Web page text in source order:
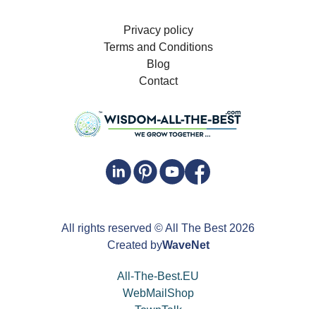
Privacy policy
Terms and Conditions
Blog
Contact
All rights reserved © All The Best2026
Created byWaveNet
All-The-Best.EU
WebMailShop